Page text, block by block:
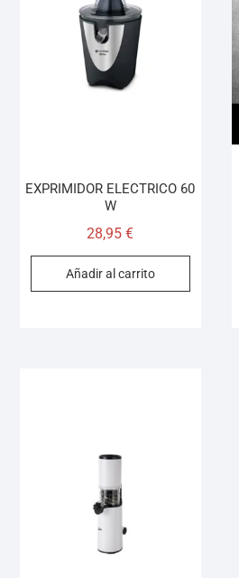
EXPRIMIDOR ELECTRICO 60
W
28,95€
Añadir al carrito